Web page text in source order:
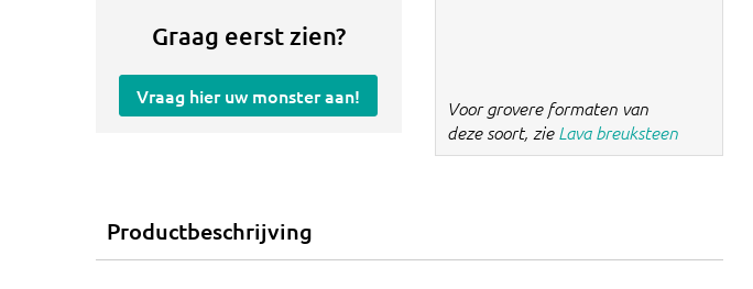
Graag eerst zien?
Vraag hier uw monster aan!
Voor grovere formaten van
deze soort, zie Lava breuksteen
Productbeschrijving